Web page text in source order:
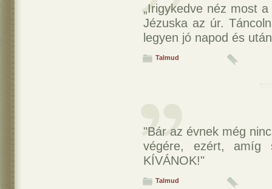
„Irigykedve néz most
Jézuska az úr.
legyen jó napod és
Talmud
"Bár az évnek még
végére, ezért, amíg
KÍVÁNOK!"
Talmud